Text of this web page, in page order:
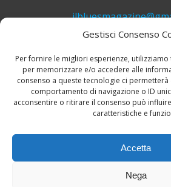
Gestisci Consenso
Per fornire le migliori esperienze,
per memorizzare e/o accedere alle
consenso a queste tecnologie ci
comportamento di navigazione o ID
acconsentire o ritirare il consenso può
caratteristiche e
Accetta
Nega
+39 339 748